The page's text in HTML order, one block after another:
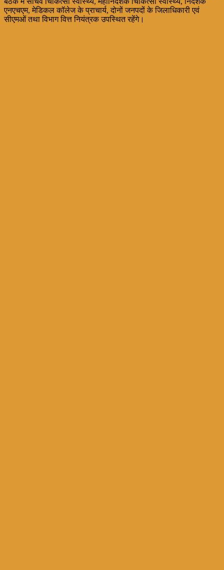
एनएचएम, मेडिकल कॉलेज के प्राचार्य, दोनों जनपदों के जिलाधिकारी एवं
सीएमओं तथा विभाग वित्त नियंत्रक उपस्थित रहेंगे।